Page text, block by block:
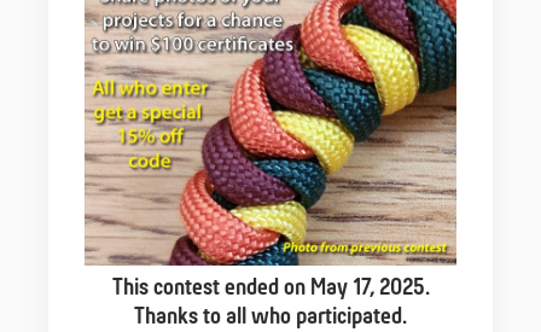
This contest ended on May 17, 2025.
Thanks to all who participated.